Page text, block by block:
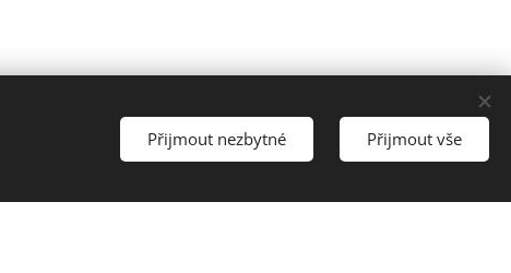
Přijmout nezbytné Přijmout vše